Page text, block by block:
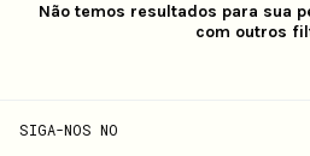
Não temos resultados para sua
com outros
SIGA-NOS NO